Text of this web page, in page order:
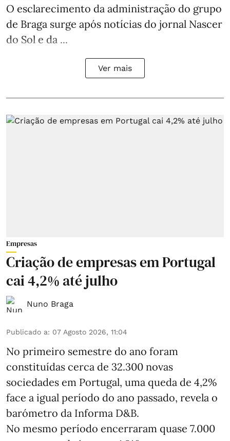
O esclarecimento da administração do grupo
de Braga surge após notícias do jornal Nascer
do Sol e da ...
Ver mais
Empresas
Criação de empresas em Portugal
cai 4,2% até julho
Nuno Braga
Publicado a: 07 Agosto 2026, 11:04
No primeiro semestre do ano foram
constituídas cerca de 32.300 novas
sociedades em Portugal, uma queda de 4,2%
face a igual período do ano passado, revela o
barómetro da Informa D&B.
No mesmo período encerraram quase 7.000